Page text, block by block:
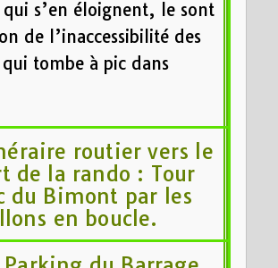
qui s’en éloignent, le sont
de l’inaccessibilité des
qui tombe à pic dans
routier vers le
de la rando : Tour
du Bimont par les
en boucle.